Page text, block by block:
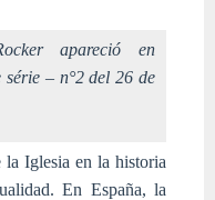
apareció en
série – n°2 del 26 de
la Iglesia en la historia
En España, la